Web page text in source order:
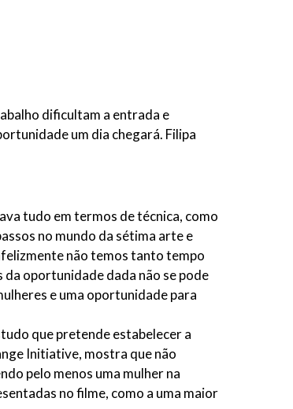
dificultam a entrada e
um dia chegará. Filipa
tudo em termos de técnica, como
no mundo da sétima arte e
não temos tanto tempo
da oportunidade dada não se pode
e uma oportunidade para
que pretende estabelecer a
Initiative, mostra que não
pelo menos uma mulher na
no filme, como a uma maior